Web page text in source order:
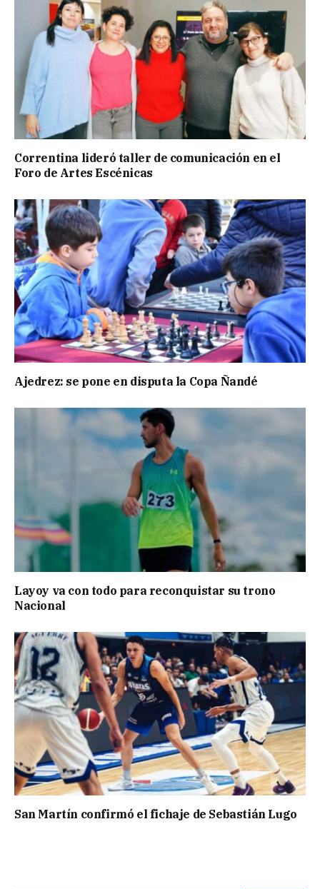
Correntina lideró taller de comunicación en el
Foro de Artes Escénicas
Ajedrez: se pone en disputa la Copa Ñandé
Layoy va con todo para reconquistar su trono
Nacional
San Martín confirmó el fichaje de Sebastián Lugo